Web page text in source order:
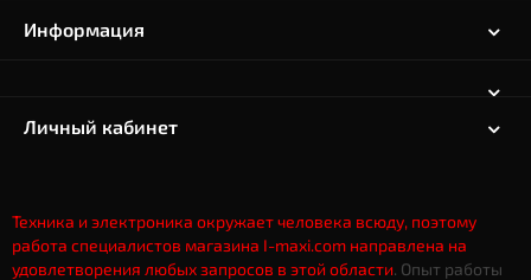
Информация
Личный кабинет
Техника и электроника окружает человека всюду, поэтому
работа специалистов магазина I-maxi.com направлена на
удовлетворения любых запросов в этой области. Опыт работы